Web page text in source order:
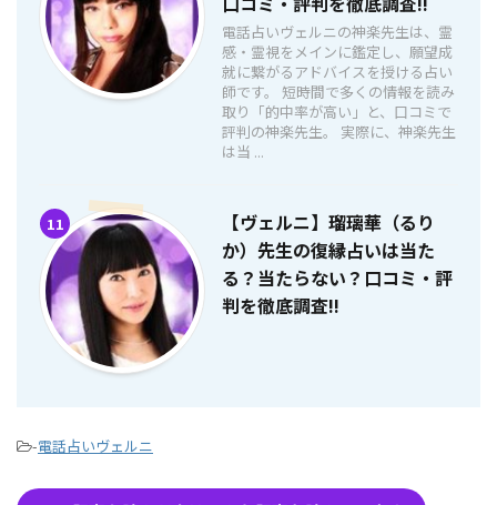
電話占いヴェルニの神楽先生は、霊
感・霊視をメインに鑑定し、願望成
就に繋がるアドバイスを授ける占い
師です。 短時間で多くの情報を読み
取り「的中率が高い」と、口コミで
評判の神楽先生。 実際に、神楽先生
は当 ...
11
【ヴェルニ】瑠璃華（るり
か）先生の復縁占いは当た
る？当たらない？口コミ・評
判を徹底調査!!
-電話占いヴェルニ